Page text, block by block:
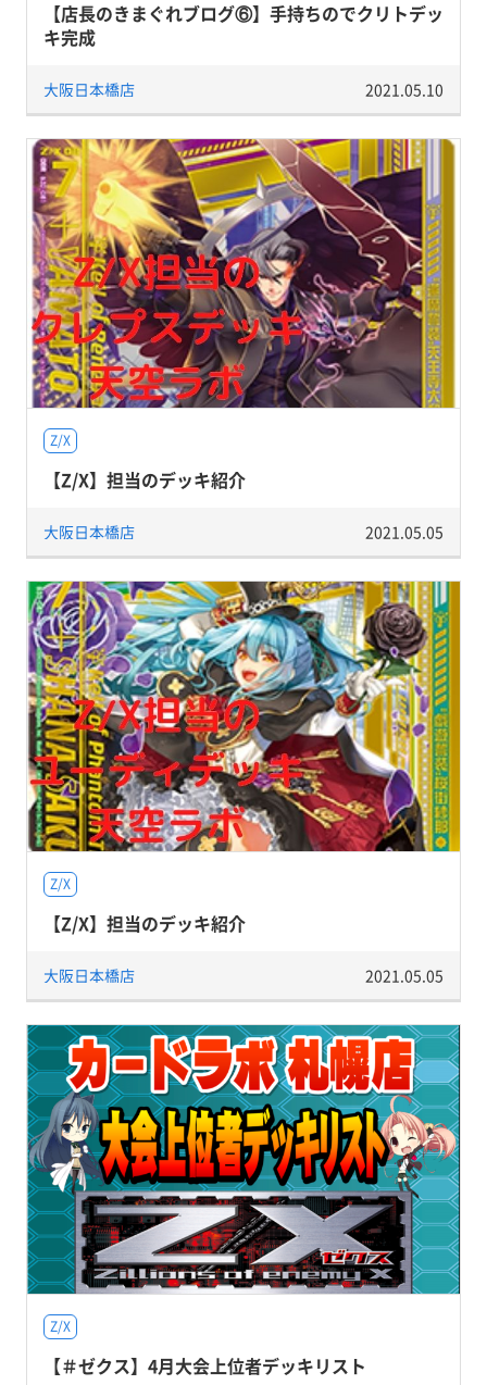
【店長のきまぐれブログ⑥】手持ちのでクリトデッ
キ完成
大阪日本橋店 2021.05.10
Z/X
【Z/X】担当のデッキ紹介
大阪日本橋店 2021.05.05
Z/X
【Z/X】担当のデッキ紹介
大阪日本橋店 2021.05.05
Z/X
【＃ゼクス】4月大会上位者デッキリスト